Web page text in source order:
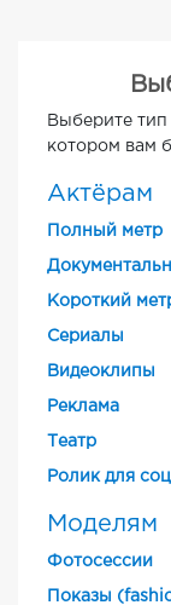
Выберите тип
котором вам
Актёрам
Полный метр
Короткий
Cериалы
Видеоклипы
Реклама
Театр
Ролик для
Моделям
Фотосессии
Показы